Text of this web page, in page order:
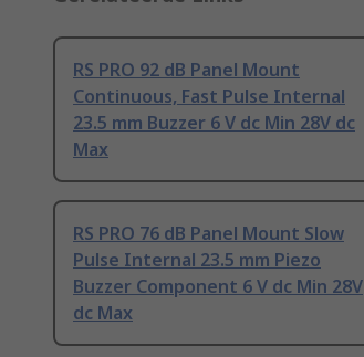
RS PRO 92 dB Panel Mount
Continuous, Fast Pulse Internal
23.5 mm Buzzer 6 V dc Min 28V dc
Max
RS PRO 76 dB Panel Mount Slow
Pulse Internal 23.5 mm Piezo
Buzzer Component 6 V dc Min 28V
dc Max